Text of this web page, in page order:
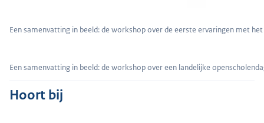
Een samenvatting in beeld: de workshop over de eerste ervaringen met
Een samenvatting in beeld: de workshop over een landelijke
Hoort bij